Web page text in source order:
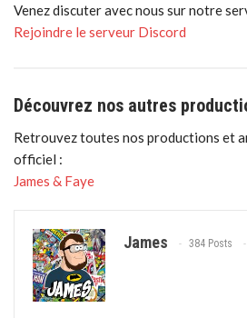
Venez discuter avec nous sur notre
Rejoindre le serveur Discord
Découvrez nos autres
Retrouvez toutes nos productions et
officiel :
James & Faye
James 384 Posts